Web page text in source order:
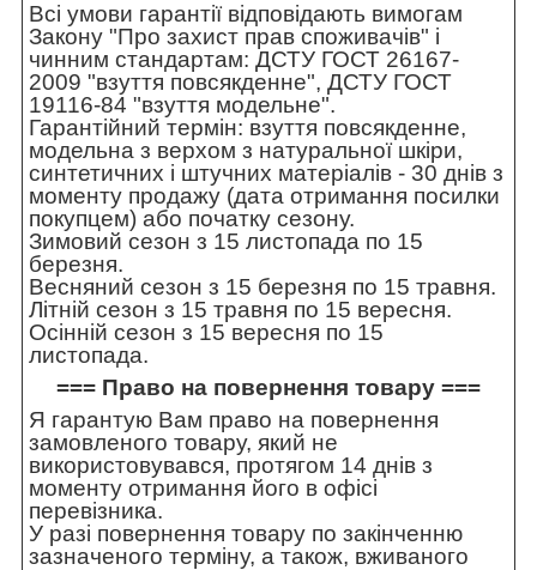
Всі умови гарантії відповідають вимогам
Закону "Про захист прав споживачів" і
чинним стандартам: ДСТУ ГОСТ 26167-
2009 "взуття повсякденне", ДСТУ ГОСТ
19116-84 "взуття модельне".
Гарантійний термін: взуття повсякденне,
модельна з верхом з натуральної шкіри,
синтетичних і штучних матеріалів - 30 днів з
моменту продажу (дата отримання посилки
покупцем) або початку сезону.
Зимовий сезон з 15 листопада по 15
березня.
Весняний сезон з 15 березня по 15 травня.
Літній сезон з 15 травня по 15 вересня.
Осінній сезон з 15 вересня по 15
листопада.
=== Право на повернення товару ===
Я гарантую Вам право на повернення
замовленого товару, який не
використовувався, протягом 14 днів з
моменту отримання його в офісі
перевізника.
У разі повернення товару по закінченню
зазначеного терміну, а також, вживаного